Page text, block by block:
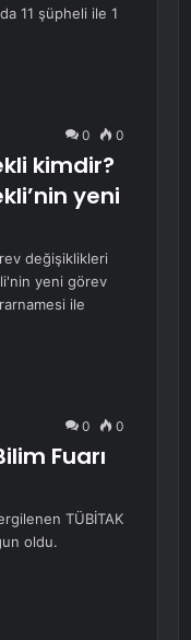
11 şüpheli ile 1
0 0
kimdir?
yeni
değişiklikleri
yeni görev
ile
0 0
Fuarı
TÜBİTAK
oldu.